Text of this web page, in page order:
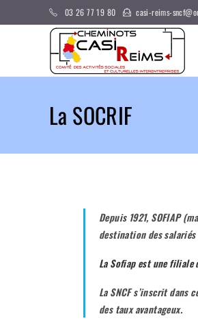
03 26 77 19 80 casi-reims-
La SOCRIF
Depuis 1921, SOFIAP
destination des
La Sofiap est une filiale
La SNCF s’inscrit dans
des taux avantageux.